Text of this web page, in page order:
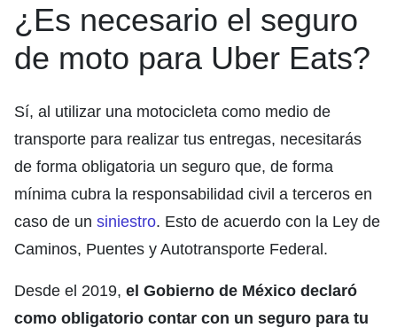
¿Es necesario el seguro
de moto para Uber Eats?
Sí, al utilizar una motocicleta como medio de
transporte para realizar tus entregas, necesitarás
de forma obligatoria un seguro que, de forma
mínima cubra la responsabilidad civil a terceros en
caso de un siniestro. Esto de acuerdo con la Ley de
Caminos, Puentes y Autotransporte Federal.
Desde el 2019, el Gobierno de México declaró
como obligatorio contar con un seguro para tu